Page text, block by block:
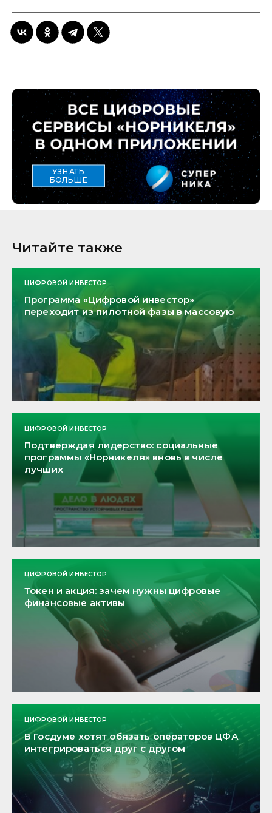
УЗНАТЬ
БОЛЬШЕ
Читайте также
ЦИФРОВОЙ ИНВЕСТОР
Программа «Цифровой инвестор»
переходит из пилотной фазы в массовую
ЦИФРОВОЙ ИНВЕСТОР
Подтверждая лидерство: социальные
программы «Норникеля» вновь в числе
лучших
ЦИФРОВОЙ ИНВЕСТОР
Токен и акция: зачем нужны цифровые
финансовые активы
ЦИФРОВОЙ ИНВЕСТОР
В Госдуме хотят обязать операторов ЦФА
интегрироваться друг с другом